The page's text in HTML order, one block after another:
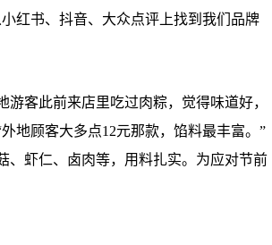
红书、抖音、大众点评上找到我们品牌
客此前来店里吃过肉粽，觉得味道好，
地顾客大多点12元那款，馅料最丰富。”
、虾仁、卤肉等，用料扎实。为应对节前